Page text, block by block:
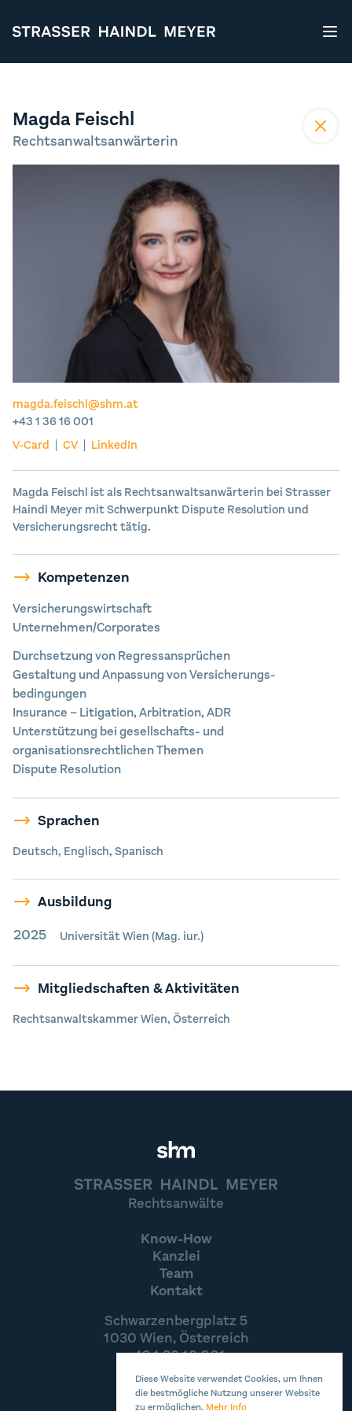
Diese Website verwendet Cookies, um Ihnen
die bestmögliche Nutzung unserer Website
zu ermöglichen. Mehr Info
STRASSER HAINDL MEYER
Magda Feischl
Rechtsanwaltsanwärterin
magda.feischl@shm.at
+43 1 36 16 001
V-Card
CV LinkedIn
Magda Feischl ist als Rechtsanwaltsanwärterin bei Strasser
Haindl Meyer mit Schwerpunkt Dispute Resolution und
Versicherungsrecht tätig.
Kompetenzen
Versicherungswirtschaft
Unternehmen/Corporates
Durchsetzung von Regress­ansprüchen
Gestaltung und Anpassung von Versicherungs­
bedingungen
Insurance – Litigation, Arbitration, ADR
Unterstützung bei gesellschafts- und
organisationsrechtlichen Themen
Dispute Resolution
Sprachen
Deutsch, Englisch, Spanisch
Ausbildung
2025
Universität Wien (Mag. iur.)
Mitgliedschaften & Aktivitäten
Rechtsanwaltskammer Wien, Österreich
STRASSER HAINDL MEYER
Rechtsanwälte
Know-How
Kanzlei
Team
Kontakt
Schwarzenbergplatz 5
1030 Wien, Österreich
+43 1 36 16 001
office@shm.at